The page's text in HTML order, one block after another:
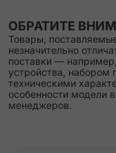
ОБРАТИТЕ
Товары,
незначительно
поставки —
устройства, набором
техническими
особенности модели
менеджеров.